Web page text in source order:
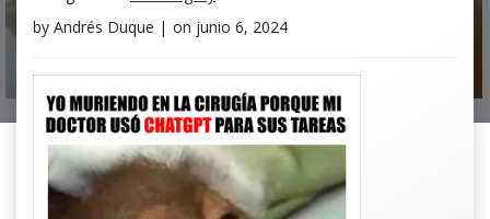
by Andrés Duque | on junio 6, 2024